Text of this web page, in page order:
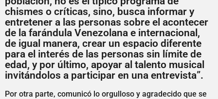
chismes o críticas, sino, busca informar y
entretener a las personas sobre el acontecer
de la farándula Venezolana e internacional,
de igual manera, crear un espacio diferente
para el interés de las personas sin límite de
edad, y por último, apoyar al talento musical
invitándolos a participar en una entrevista”.
Por otra parte, comunicó lo orgulloso y agradecido que se